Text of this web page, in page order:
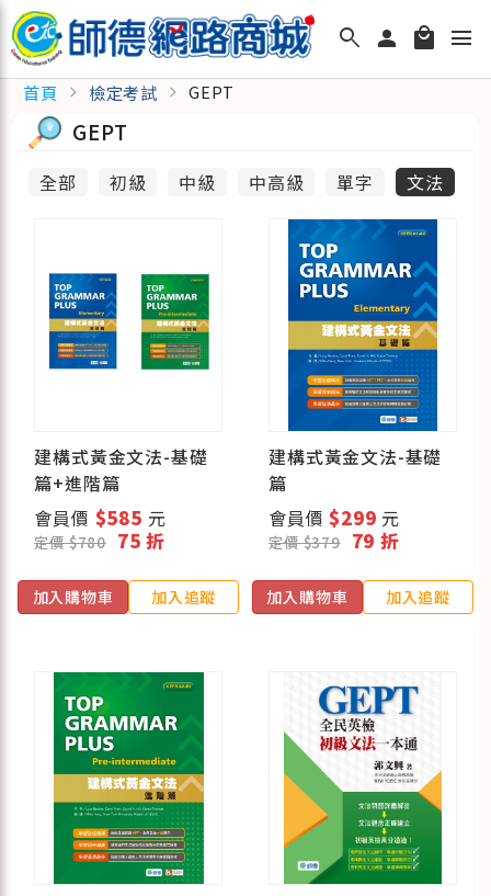
search person local_mall menu
首頁 chevron_right 檢定考試 chevron_right GEPT
GEPT
全部 初級 中級 中高級 單字 文法
建構式黃金文法-基礎
篇+進階篇
會員價 $585 元
定價 $780 75 折
加入購物車 加入追蹤
建構式黃金文法-基礎
篇
會員價$299 元
定價 $379 79 折
加入購物車 加入追蹤